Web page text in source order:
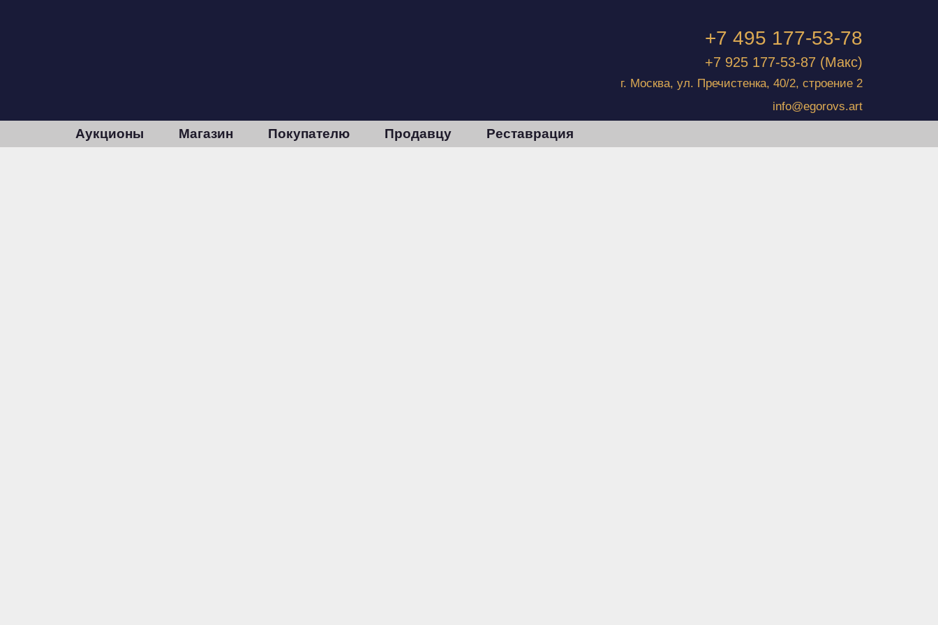
+7 495 177-53-78
+7 925 177-53-87 (Макс)
г. Москва, ул. Пречистенка, 40/2, строение 2
info@egorovs.art
Аукционы Магазин Покупателю Продавцу Реставрация